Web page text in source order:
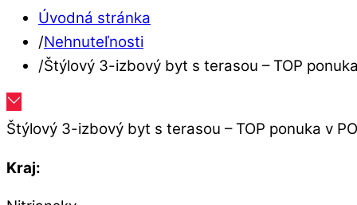
Úvodná stránka
/Nehnuteľnosti
/Štýlový 3-izbový byt s terasou – TOP
Štýlový 3-izbový byt s terasou – TOP ponuka v
Kraj: